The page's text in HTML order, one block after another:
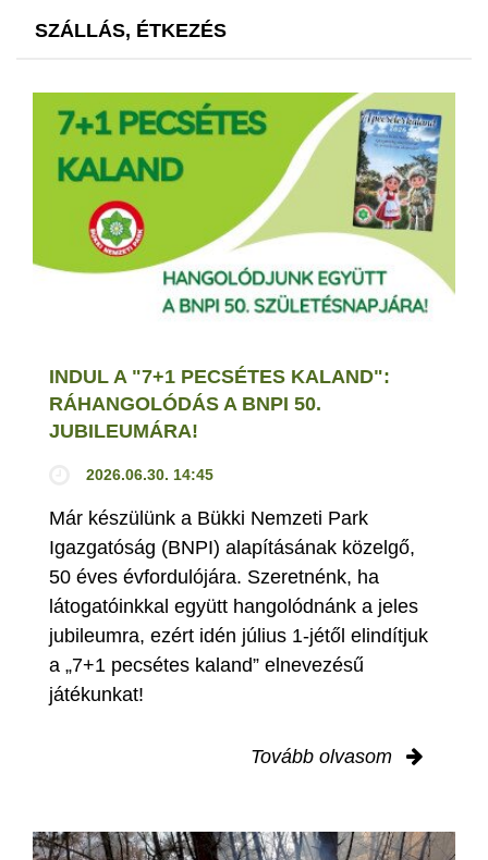
SZÁLLÁS, ÉTKEZÉS
INDUL A "7+1 PECSÉTES KALAND":
RÁHANGOLÓDÁS A BNPI 50.
JUBILEUMÁRA!
2026.06.30. 14:45
Már készülünk a Bükki Nemzeti Park
Igazgatóság (BNPI) alapításának közelgő,
50 éves évfordulójára. Szeretnénk, ha
látogatóinkkal együtt hangolódnánk a jeles
jubileumra, ezért idén július 1-jétől elindítjuk
a „7+1 pecsétes kaland” elnevezésű
játékunkat!
Tovább olvasom